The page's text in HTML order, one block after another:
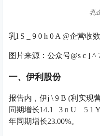
乳
乳l S _ 9 0 h 0 A @企营收
图片来源：公众号@s c ] ^
一、伊利股份
报告内，伊j \ 9 B (利实现
同期增长14.1
_ 3 n U _ 5 1
年同期增长23.00%。